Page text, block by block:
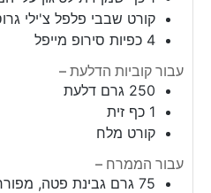
קורט שבבי פלפל צ'ילי
4 כפיות סירופ מייפל
עבור קוביות הדלעת –
250 גרם דלעת
1 כף זית
קורט מלח
עבור הממרח –
75 גרם גבינת פטה,